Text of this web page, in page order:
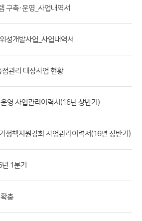
구축·운영_사업내역서
성개발사업_사업내역서
관리 대상사업 현황
영 사업관리이력서(16년 상반기)
정책지원강화 사업관리이력서(16년 상반기)
1분기
충